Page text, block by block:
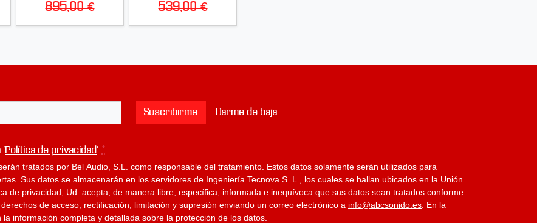
895,00 € 539,00 €
Suscribirme Darme de baja
'Política de privacidad' *
tratados por Bel Audio, S.L. como responsable del tratamiento. Estos datos solamente serán utilizados para
Sus datos se almacenarán en los servidores de Ingeniería Tecnova S. L., los cuales se hallan ubicados en la Unión
de privacidad, Ud. acepta, de manera libre, específica, informada e inequívoca que sus datos sean tratados conforme
de acceso, rectificación, limitación y supresión enviando un correo electrónico a info@abcsonido.es . En la
información completa y detallada sobre la protección de los datos.